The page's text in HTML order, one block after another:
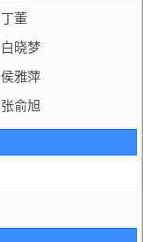
丁董
白晓梦
侯雅萍
张俞旭